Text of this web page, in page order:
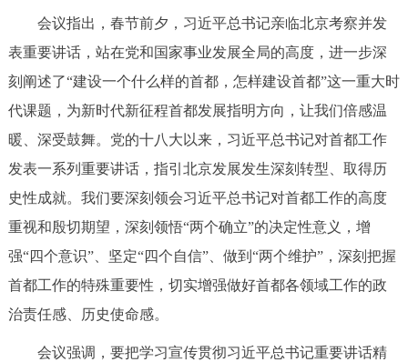
政务服务
中介服务 阳光政务
政民互动
参与调查 在线访谈 图说互动
会议指出，春节前夕，习近平总书记亲临北京考察并发
表重要讲话，站在党和国家事业发展全局的高度，进一步深
刻阐述了“建设一个什么样的首都，怎样建设首都”这一重大时
代课题，为新时代新征程首都发展指明方向，让我们倍感温
暖、深受鼓舞。党的十八大以来，习近平总书记对首都工作
发表一系列重要讲话，指引北京发展发生深刻转型、取得历
史性成就。我们要深刻领会习近平总书记对首都工作的高度
重视和殷切期望，深刻领悟“两个确立”的决定性意义，增
强“四个意识”、坚定“四个自信”、做到“两个维护”，深刻把握
首都工作的特殊重要性，切实增强做好首都各领域工作的政
治责任感、历史使命感。
会议强调，要把学习宣传贯彻习近平总书记重要讲话精